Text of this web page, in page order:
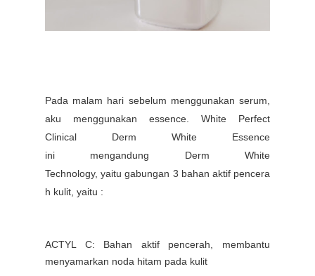
Pada malam hari sebelum menggunakan serum,
aku menggunakan essence. White Perfect
Clinical Derm White Essence
ini
mengandung Derm White
Technology,yaitu gabungan 3 bahan aktif pencera
h kulit, yaitu :
ACTYL C: Bahan aktif pencerah, membantu
menyamarkan noda hitam pada kulit